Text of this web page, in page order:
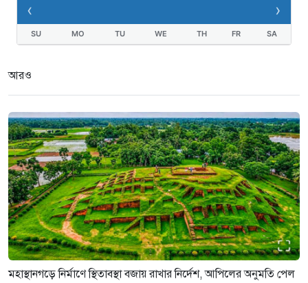
‹ ›
SU MO TU WE TH FR SA
আরও
মহাস্থানগড়ে নির্মাণে স্থিতাবস্থা বজায় রাখার নির্দেশ, আপিলের অনুমতি পেল